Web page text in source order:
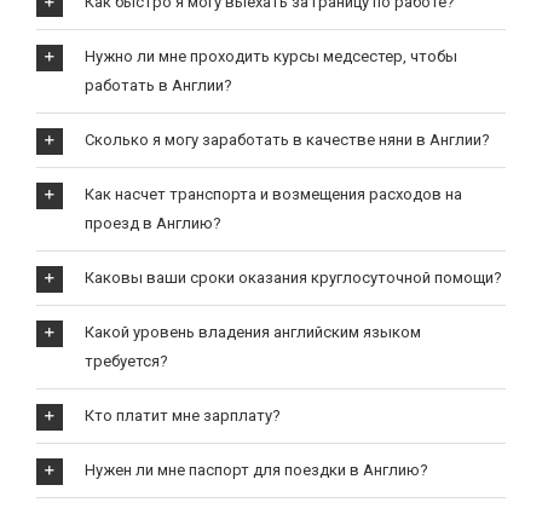
Нужно ли мне проходить курсы медсестер, чтобы
работать в Англии?
Сколько я могу заработать в качестве няни в Англии?
Как насчет транспорта и возмещения расходов на
проезд в Англию?
Каковы ваши сроки оказания круглосуточной помощи?
Какой уровень владения английским языком
требуется?
Кто платит мне зарплату?
Нужен ли мне паспорт для поездки в Англию?